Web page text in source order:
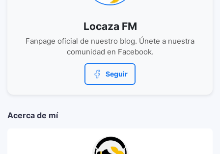
Locaza FM
Fanpage oficial de nuestro blog. Únete a nuestra
comunidad en Facebook.
Seguir
Acerca de mí